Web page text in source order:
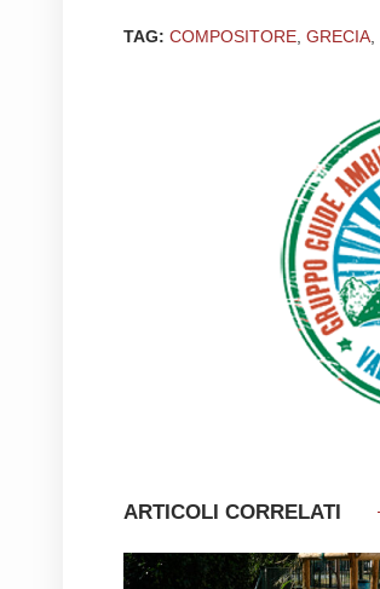
TAG: COMPOSITORE GRECIA
ARTICOLI CORRELATI